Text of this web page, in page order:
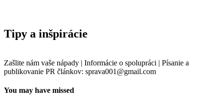
Tipy a inšpirácie
Zašlite nám vaše nápady | Informácie o spolupráci | Písanie a
publikovanie PR článkov: sprava001@gmail.com
You may have missed